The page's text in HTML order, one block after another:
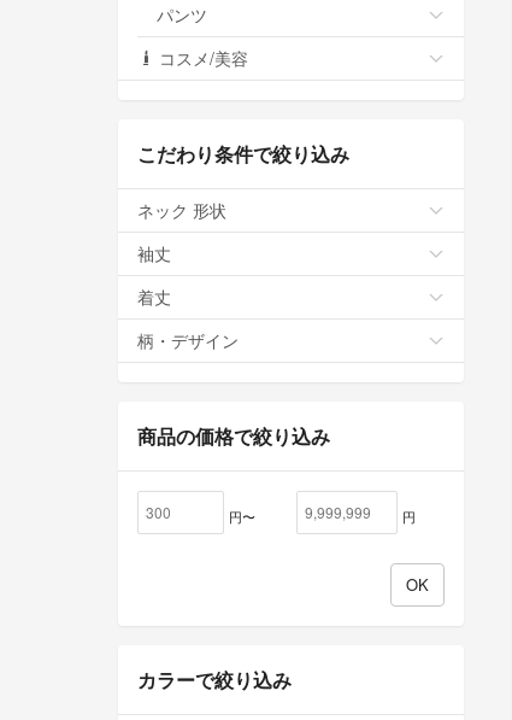
パンツ
コスメ/美容
こだわり条件で絞り込み
ネック 形状
袖丈
着丈
柄・デザイン
商品の価格で絞り込み
円〜 円
カラーで絞り込み